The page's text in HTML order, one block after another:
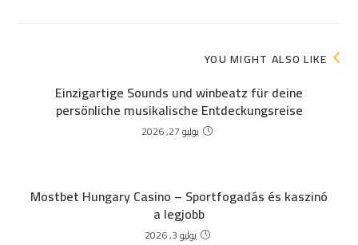
YOU MIGHT ALSO LIKE
Einzigartige Sounds und winbeatz für deine
persönliche musikalische Entdeckungsreise
يوليو 27, 2026
Mostbet Hungary Casino – Sportfogadás és kaszinó
a legjobb
يوليو 3, 2026